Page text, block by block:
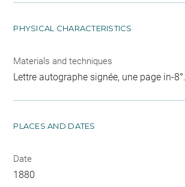
PHYSICAL CHARACTERISTICS
Materials and techniques
Lettre autographe signée, une page in-8°.
PLACES AND DATES
Date
1880